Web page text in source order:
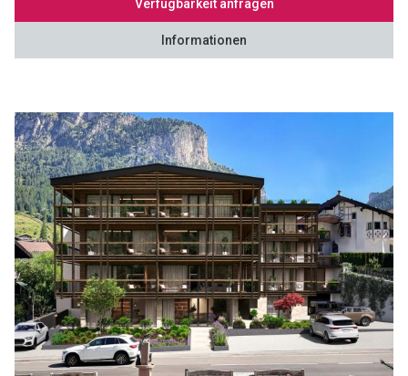
Verfügbarkeit anfragen
Informationen